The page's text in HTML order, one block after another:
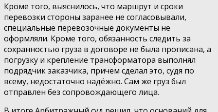
Кроме того, выяснилось, что маршрут и сроки
перевозки стороны заранее не согласовывали,
специальные перевозочные документы не
оформляли. Кроме того, обязанность следить за
сохранностью груза в договоре не была прописана, а
погрузку и крепление трансформатора выполнял
подрядчик заказчика, причём сделал это, судя по
всему, недостаточно надёжно. Сам же груз был
отправлен без сопровождающего лица.